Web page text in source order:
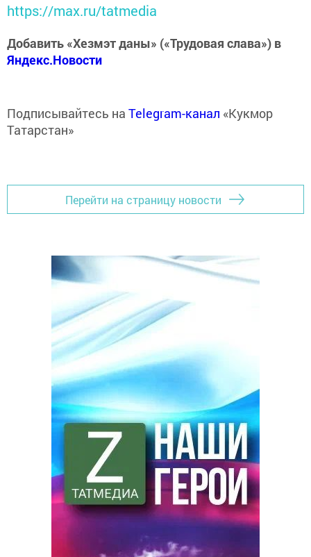
https://max.ru/tatmedia
Добавить «Хезмэт даны» («Трудовая слава») в
Яндекс.Новости
Подписывайтесь на Telegram-канал «Кукмор
Татарстан»
Перейти на страницу новости